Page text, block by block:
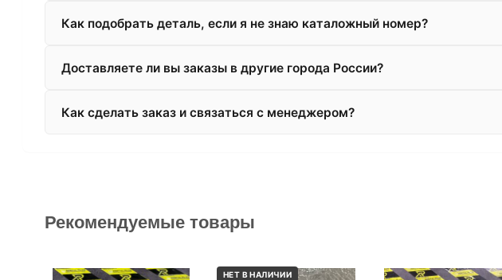
Как подобрать деталь, если я не знаю каталожный номер?
Доставляете ли вы заказы в другие города России?
Как сделать заказ и связаться с менеджером?
Рекомендуемые товары
НЕТ В НАЛИЧИИ